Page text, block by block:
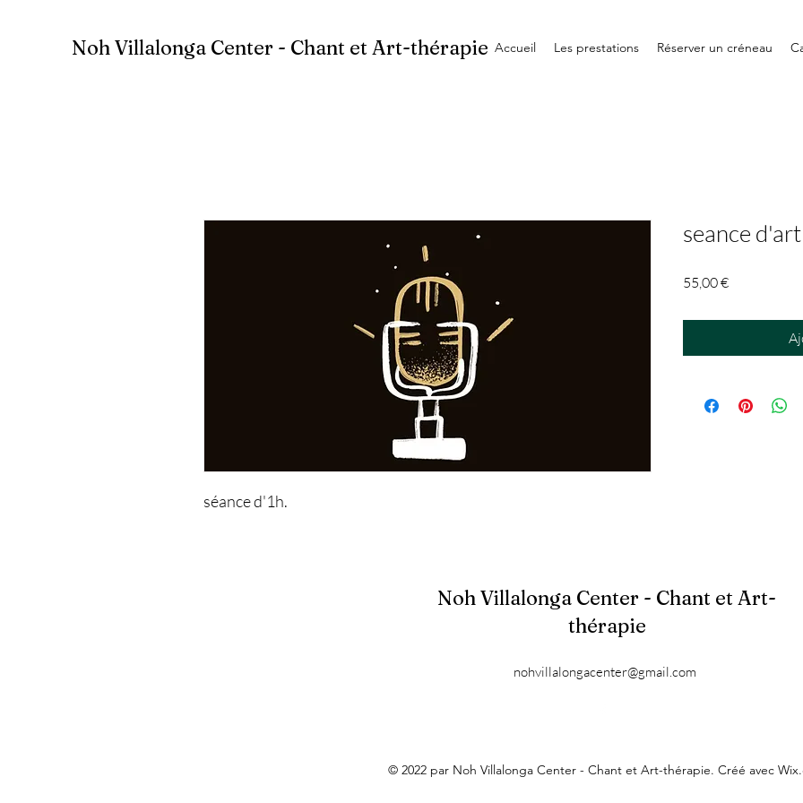
Noh Villalonga Center - Chant et Art-thérapie Accueil Les prestations Réserver un créneau
séance d'1h.
seance
55,00 €Prix
Noh Villalonga Center - Chant et Art-
thérapie
nohvillalongacenter@gmail.com
© 2022 par Noh Villalonga Center - Chant et Art-thérapie. Créé avec